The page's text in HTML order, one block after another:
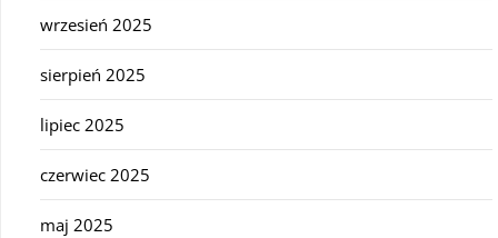
wrzesień 2025
sierpień 2025
lipiec 2025
czerwiec 2025
maj 2025